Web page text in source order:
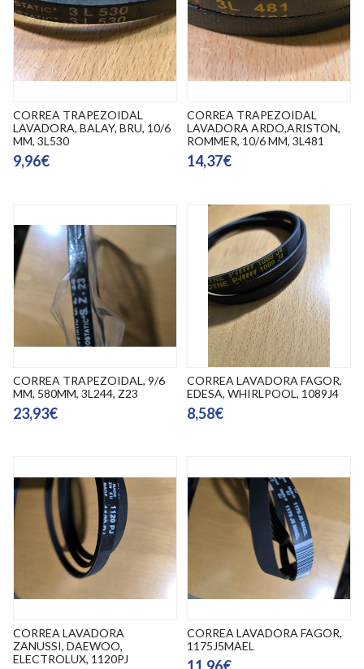
CORREA TRAPEZOIDAL
LAVADORA, BALAY, BRU, 10/6
MM, 3L530
9,96€
CORREA TRAPEZOIDAL
LAVADORA ARDO,ARISTON,
ROMMER, 10/6 MM, 3L481
14,37€
CORREA TRAPEZOIDAL, 9/6
MM, 580MM, 3L244, Z23
23,93€
CORREA LAVADORA FAGOR,
EDESA, WHIRLPOOL, 1089J4
8,58€
CORREA LAVADORA
ZANUSSI, DAEWOO,
ELECTROLUX, 1120PJ
CORREA LAVADORA FAGOR,
1175J5MAEL